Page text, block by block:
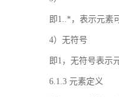
即1..*，表示元素
4）无符号
即1，无符号表示
6.1.3 元素定义